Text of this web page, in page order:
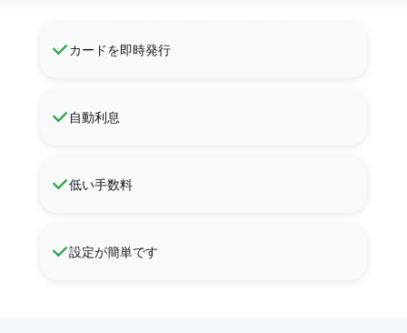
カードを即時発行
自動利息
低い手数料
設定が簡単です